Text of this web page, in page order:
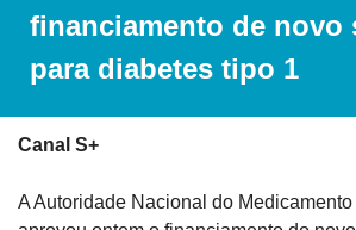
financiamento de novo
para diabetes tipo 1
Canal S+
A Autoridade Nacional do Medicamento